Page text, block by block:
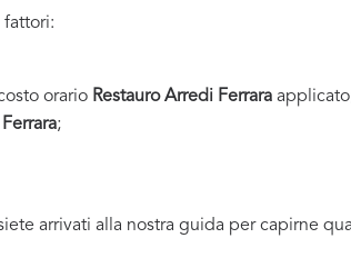
fattori:
orario Restauro Arredi Ferrara
;
arrivati alla nostra guida per capirne